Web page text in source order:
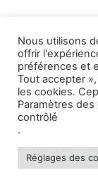
Mentions
Tous droits
Nous utilisons
offrir
préférences et
Tout accepter
les cookies.
Paramètres
contrôlé
.
Réglages des